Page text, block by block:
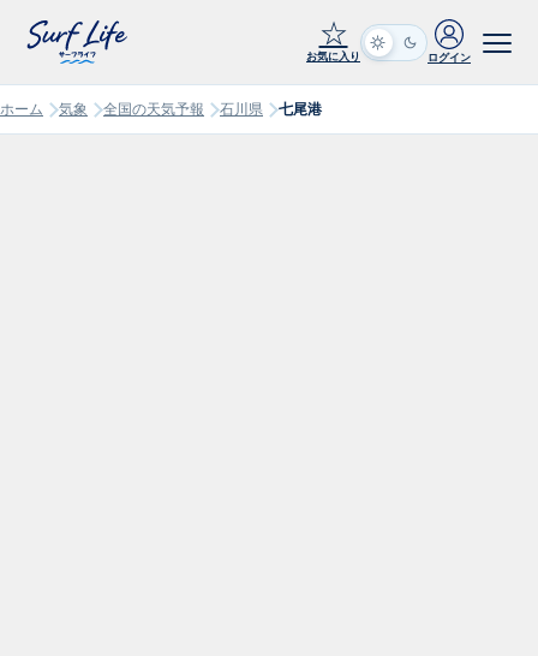
☆
お気に入り ログイン
ホーム 気象 全国の天気予報 石川県 七尾港